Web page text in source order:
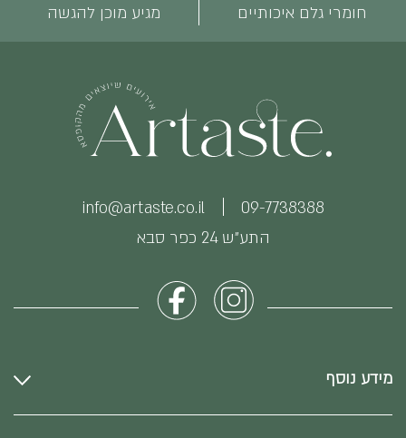
חומרי גלם איכותיים מגיע מוכן להגשה
התע״ש 24 כפר סבא
09-7738388
info@artaste.co.il
מידע נוסף